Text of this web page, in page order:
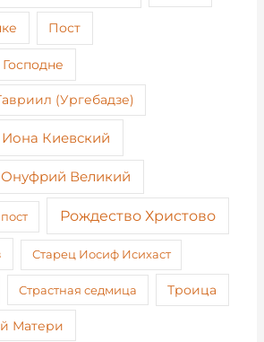
Пост
(Ургебадзе)
Киевский
Великий
Рождество Христово
Старец Иосиф Исихаст
Страстная седмица Троица
Матери